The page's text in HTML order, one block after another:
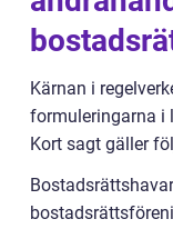
Kärnan i
formuleringarna i
Kort sagt gäller